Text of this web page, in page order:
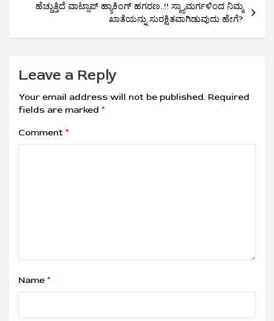
ಹೆಚ್ಚುತ್ತಿದೆ ವಾಟ್ಸಾಪ್ ಹ್ಯಾಕಿಂಗ್ ಹಗರಣ..!! ಸ್ಕ್ಯಾಮರ್ಗಳಿಂದ ನಿಮ್ಮ
ಖಾತೆಯನ್ನು ಸುರಕ್ಷಿತವಾಗಿಡುವುದು ಹೇಗೆ?
Leave a Reply
Your email address will not be published. Required
fields are marked *
Comment *
Name *